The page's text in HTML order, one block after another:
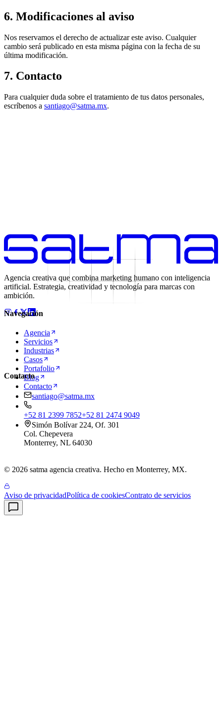
6. Modificaciones al aviso
Nos reservamos el derecho de actualizar este aviso. Cualquier
cambio será publicado en esta misma página con la fecha de su
última modificación.
7. Contacto
Para cualquier duda sobre el tratamiento de tus datos personales,
escríbenos a santiago@satma.mx.
Agencia creativa que combina marketing humano con inteligencia
artificial. Estrategia, creatividad y tecnología para marcas con
ambición.
Navegación
Agencia
Servicios
Industrias
Casos
Portafolio
Blog
Contacto
Contacto
santiago@satma.mx
+52 81 2399 7852+52 81 2474 9049
Simón Bolívar 224, Of. 301
Col. Chepevera
Monterrey, NL 64030
© 2026 satma agencia creativa. Hecho en Monterrey, MX.
Aviso de privacidadPolítica de cookiesContrato de servicios